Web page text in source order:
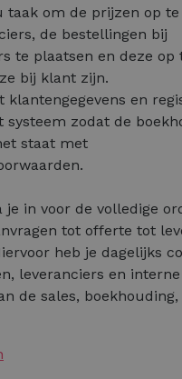
taak om de prijzen op te
de bestellingen bij
te plaatsen en deze op
bij klant zijn.
klantengegevens en
systeem zodat de
staat met
je in voor de volledige
tot offerte tot
heb je dagelijks
leveranciers en interne
de sales, boekhouding,